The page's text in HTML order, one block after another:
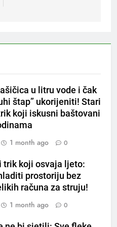
u litru vode i čak
štap” ukorijeniti! Stari
koji iskusni baštovani
1 month ago 0
trik koji osvaja ljeto:
prostoriju bez
računa za struju!
1 month ago 0
JETRE: Uzmite gutljaj
stomak i crijeva će
sat, zaboravit ćete na
su njihova glavna
Ljudi rođeni u ova
najviše vole ogovarati